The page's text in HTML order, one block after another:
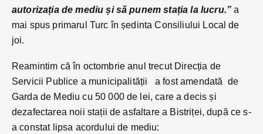
autorizația de mediu și să punem stația la lucru.”a
mai spus primarul Turc în ședinta Consiliului Local de
joi.
Reamintim că în octombrie anul trecut Direcția de
Servicii Publice a municipalității a fost amendată de
Garda de Mediu cu 50 000 de lei, care a decis și
dezafectarea noii stații de asfaltare a Bistriței, după ce s-
a constat lipsa acordului de mediu: